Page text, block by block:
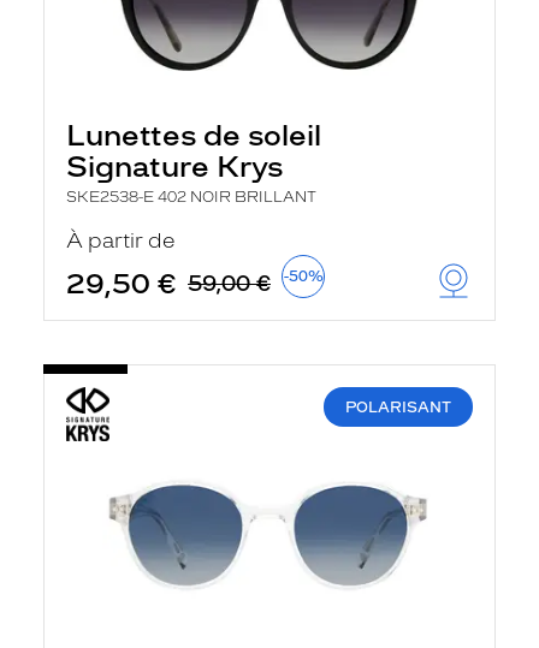
Lunettes de soleil
Signature Krys
SKE2538-E 402 NOIR BRILLANT
À partir de
29,50 € 59,00 € -50%
POLARISANT